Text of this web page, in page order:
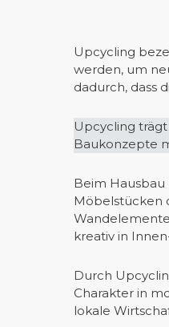
Upcycling
werden, um
dadurch, dass
Upcycling
Baukonzepte
Beim Hausbau
Möbelstücken
kreativ in
Durch
Charakter in
lokale